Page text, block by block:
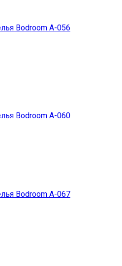
Bodroom A-056
Bodroom A-060
Bodroom A-067